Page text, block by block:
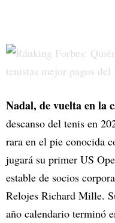
Nadal, de vuelta en la
descanso del tenis en
rara en el pie conocida
jugará su primer US
estable de socios
Relojes Richard Mille.
año calendario terminó